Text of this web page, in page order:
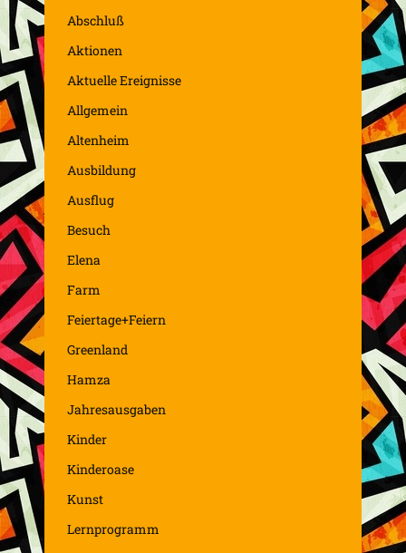
Abschluß
Aktionen
Aktuelle Ereignisse
Allgemein
Altenheim
Ausbildung
Ausflug
Besuch
Elena
Farm
Feiertage+Feiern
Greenland
Hamza
Jahresausgaben
Kinder
Kinderoase
Kunst
Lernprogramm